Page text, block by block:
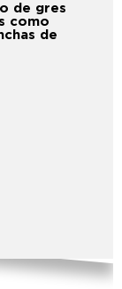
de gres
como
de